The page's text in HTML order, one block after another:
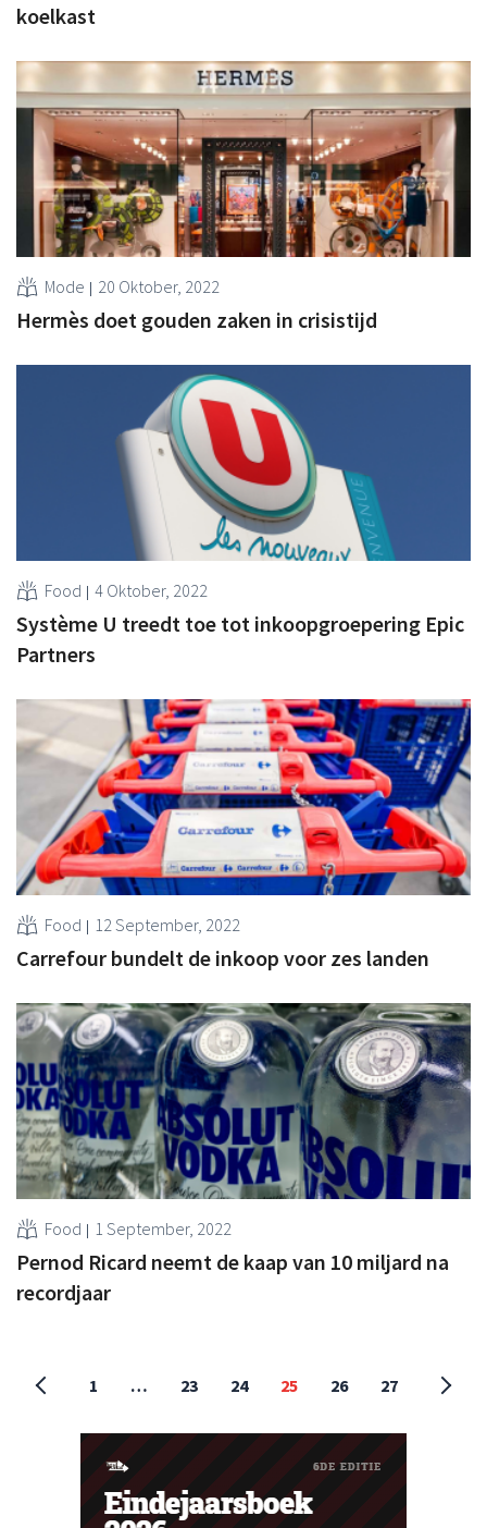
koelkast
Mode 20 Oktober, 2022
Hermès doet gouden zaken in crisistijd
Food 4 Oktober, 2022
Système U treedt toe tot inkoopgroepering Epic
Partners
Food 12 September, 2022
Carrefour bundelt de inkoop voor zes landen
Food 1 September, 2022
Pernod Ricard neemt de kaap van 10 miljard na
recordjaar
1 … 23 24 25 26 27